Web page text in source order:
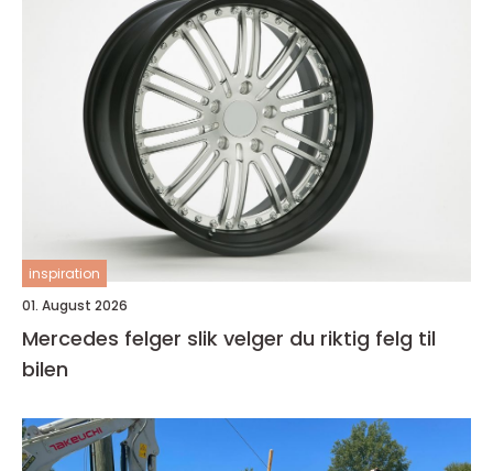
inspiration
01. August 2026
Mercedes felger slik velger du riktig felg til
bilen